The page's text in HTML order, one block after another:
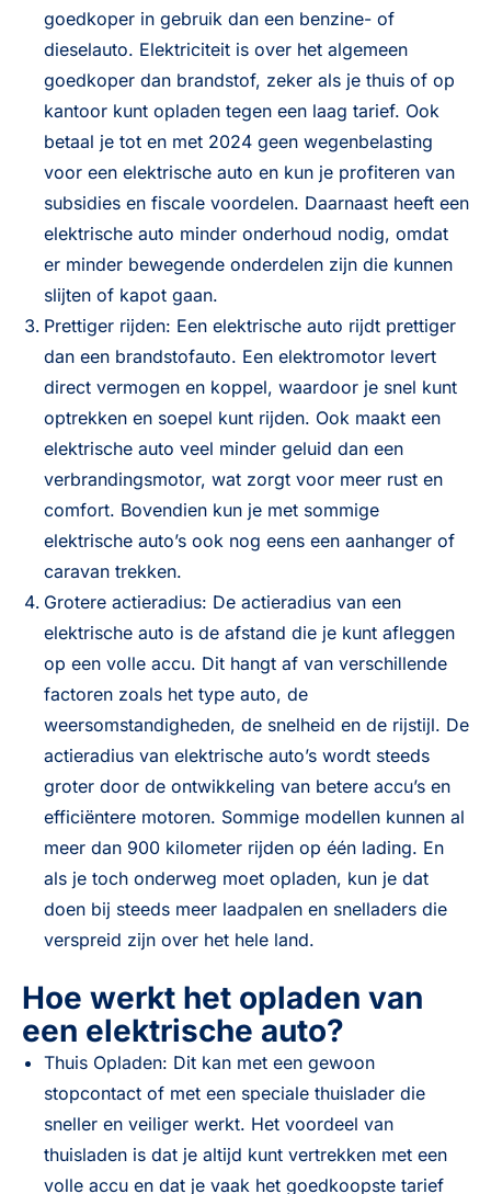
goedkoper in gebruik dan een benzine- of
dieselauto. Elektriciteit is over het algemeen
goedkoper dan brandstof, zeker als je thuis of op
kantoor kunt opladen tegen een laag tarief. Ook
betaal je tot en met 2024 geen wegenbelasting
voor een elektrische auto en kun je profiteren van
subsidies en fiscale voordelen. Daarnaast heeft een
elektrische auto minder onderhoud nodig, omdat
er minder bewegende onderdelen zijn die kunnen
slijten of kapot gaan.
Prettiger rijden: Een elektrische auto rijdt prettiger
dan een brandstofauto. Een elektromotor levert
direct vermogen en koppel, waardoor je snel kunt
optrekken en soepel kunt rijden. Ook maakt een
elektrische auto veel minder geluid dan een
verbrandingsmotor, wat zorgt voor meer rust en
comfort. Bovendien kun je met sommige
elektrische auto’s ook nog eens een aanhanger of
caravan trekken.
Grotere actieradius: De actieradius van een
elektrische auto is de afstand die je kunt afleggen
op een volle accu. Dit hangt af van verschillende
factoren zoals het type auto, de
weersomstandigheden, de snelheid en de rijstijl. De
actieradius van elektrische auto’s wordt steeds
groter door de ontwikkeling van betere accu’s en
efficiëntere motoren. Sommige modellen kunnen al
meer dan 900 kilometer rijden op één lading. En
als je toch onderweg moet opladen, kun je dat
doen bij steeds meer laadpalen en snelladers die
verspreid zijn over het hele land.
Hoe werkt het opladen van
een elektrische auto?
Thuis Opladen: Dit kan met een gewoon
stopcontact of met een speciale thuislader die
sneller en veiliger werkt. Het voordeel van
thuisladen is dat je altijd kunt vertrekken met een
volle accu en dat je vaak het goedkoopste tarief